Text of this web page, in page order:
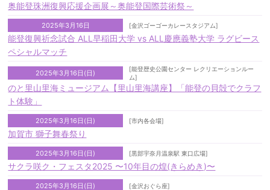
奥能登珠洲復興応援企画展～奥能登国際芸術祭～
2025年3月16日 [金沢ゴーゴーカレースタジアム]
能登復興祈念試合 ALL早稲田大学 vs ALL慶應義塾大学 ラグビース
ペシャルマッチ
2025年3月16日(日)
[能登歴史公園センター レクリエーションルー
ム]
のと里山里海ミュージアム【里山里海講座】「能登の貝殻でクラフ
ト体験」
2025年3月16日(日) [市内各会場]
加賀市 獅子舞春祭り
2025年3月16日(日) [黒部宇奈月温泉駅 東口広場]
サクラ咲ク・フェスタ2025 〜10年目の煌(きらめき)〜
2025年3月16日(日) [金沢おぐら座]